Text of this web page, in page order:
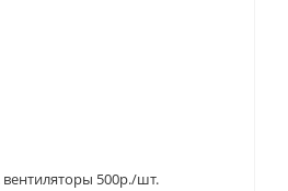
вентиляторы 500р./шт.